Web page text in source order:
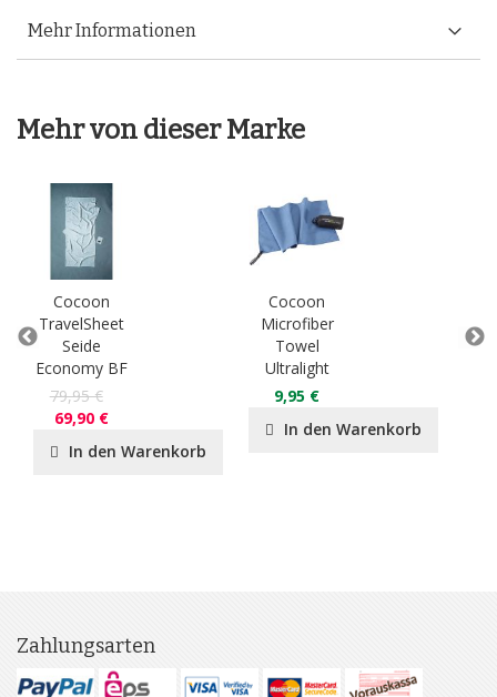
Mehr Informationen
Mehr von dieser Marke
Cocoon
TravelSheet
Seide
Economy BF
79,95 €
69,90 €
In den Warenkorb
Cocoon
Microfiber
Towel
Ultralight
9,95 €
In den Warenkorb
Zahlungsarten